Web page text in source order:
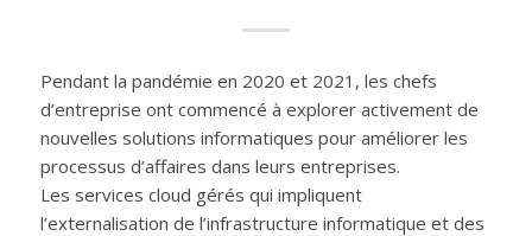
Pendant la pandémie en 2020 et 2021, les chefs
d’entreprise ont commencé à explorer activement de
nouvelles solutions informatiques pour améliorer les
processus d’affaires dans leurs entreprises.
Les services cloud gérés qui impliquent
l’externalisation de l’infrastructure informatique et des